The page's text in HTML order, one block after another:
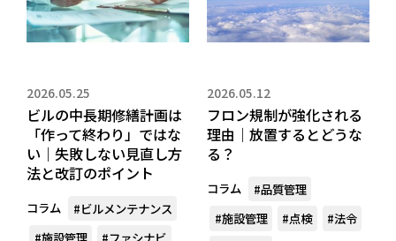
2026.05.25
ビルの中長期修繕計画は
「作って終わり」ではな
い｜失敗しない見直し方
法と改訂のポイント
コラム
#ビルメンテナンス
2026.05.12
フロン規制が強化される
理由｜放置するとどうな
る？
コラム
#品質管理
#施設管理
#点検
#法令